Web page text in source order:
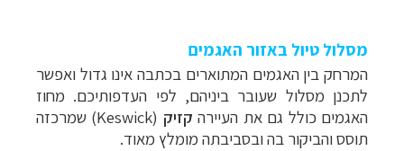
מסלול טיול באזור האגמים
המרחק בין האגמים המתוארים בכתבה אינו גדול ואפשר
לתכנן מסלול שעובר ביניהם, לפי העדפותיכם. מחוז
האגמים כולל גם את העיירהקזיק (
Keswick) שמרכזה
תוסס והביקור בה ובסביבתה מומלץ מאוד.